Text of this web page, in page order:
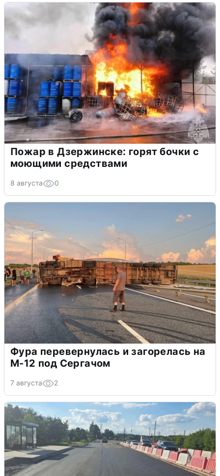
Пожар в Дзержинске: горят бочки с
моющими средствами
8 августа 0
Фура перевернулась и загорелась на
М-12 под Сергачом
7 августа 2